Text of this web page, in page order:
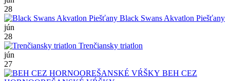
28
Black Swans Akvatlon Piešťany
jún
28
Trenčiansky triatlon
jún
27
BEH CEZ